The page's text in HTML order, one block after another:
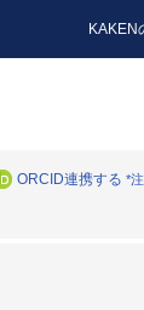
KAKEN
ORCID連携する *